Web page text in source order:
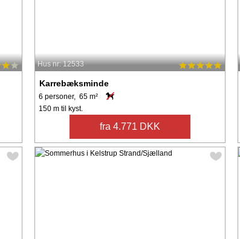
Hus nr: 12533
Karrebæksminde
6 personer, 65 m²
150 m til kyst.
fra 4.771 DKK